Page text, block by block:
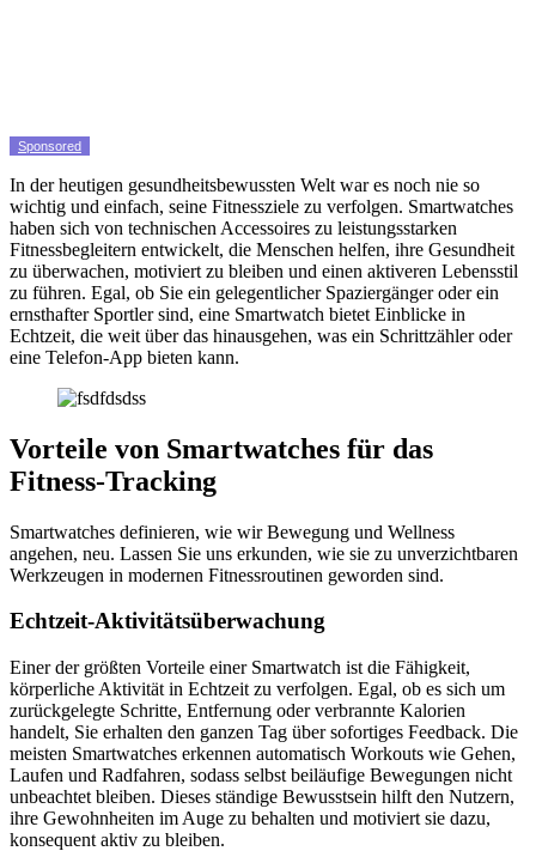
Sponsored
In der heutigen gesundheitsbewussten Welt war es noch nie so
wichtig und einfach, seine Fitnessziele zu verfolgen. Smartwatches
haben sich von technischen Accessoires zu leistungsstarken
Fitnessbegleitern entwickelt, die Menschen helfen, ihre Gesundheit
zu überwachen, motiviert zu bleiben und einen aktiveren Lebensstil
zu führen. Egal, ob Sie ein gelegentlicher Spaziergänger oder ein
ernsthafter Sportler sind, eine Smartwatch bietet Einblicke in
Echtzeit, die weit über das hinausgehen, was ein Schrittzähler oder
eine Telefon-App bieten kann.
Vorteile von Smartwatches für das
Fitness-Tracking
Smartwatches definieren, wie wir Bewegung und Wellness
angehen, neu. Lassen Sie uns erkunden, wie sie zu unverzichtbaren
Werkzeugen in modernen Fitnessroutinen geworden sind.
Echtzeit-Aktivitätsüberwachung
Einer der größten Vorteile einer Smartwatch ist die Fähigkeit,
körperliche Aktivität in Echtzeit zu verfolgen. Egal, ob es sich um
zurückgelegte Schritte, Entfernung oder verbrannte Kalorien
handelt, Sie erhalten den ganzen Tag über sofortiges Feedback. Die
meisten Smartwatches erkennen automatisch Workouts wie Gehen,
Laufen und Radfahren, sodass selbst beiläufige Bewegungen nicht
unbeachtet bleiben. Dieses ständige Bewusstsein hilft den Nutzern,
ihre Gewohnheiten im Auge zu behalten und motiviert sie dazu,
konsequent aktiv zu bleiben.